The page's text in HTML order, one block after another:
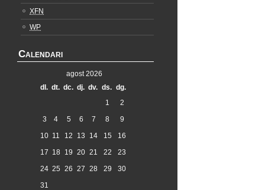
XFN
WP
Calendari
agost 2026
dl. dt. dc. dj. dv. ds. dg.
1
2
3
4 5 6 7 8
9
10 11 12 13 14 15
16
17 18 19 20 21 22
23
24 25 26 27 28 29
30
31